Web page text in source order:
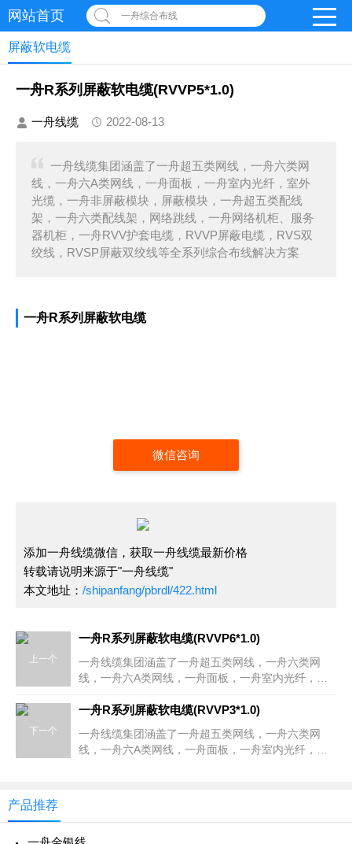
网站首页 一舟综合布线
屏蔽软电缆
一舟R系列屏蔽软电缆(RVVP5*1.0)
一舟线缆 2022-08-13
一舟线缆集团涵盖了一舟超五类网线，一舟六类网
线，一舟六A类网线，一舟面板，一舟室内光纤，室外
光缆，一舟非屏蔽模块，屏蔽模块，一舟超五类配线
架，一舟六类配线架，网络跳线，一舟网络机柜、服务
器机柜，一舟RVV护套电缆，RVVP屏蔽电缆，RVS双
绞线，RVSP屏蔽双绞线等全系列综合布线解决方案
一舟R系列屏蔽软电缆
微信咨询
添加一舟线缆微信，获取一舟线缆最新价格
转载请说明来源于"一舟线缆"
本文地址： /shipanfang/pbrdl/422.html
上一个
一舟R系列屏蔽软电缆(RVVP6*1.0)
一舟线缆集团涵盖了一舟超五类网线，一舟六类网
线，一舟六A类网线，一舟面板，一舟室内光纤，室
线架，一舟六类配线架，网络跳线，一舟网络机柜、
RVS双绞线，RVSP屏蔽双绞线等全系列综合布线解
决方案
下一个
一舟R系列屏蔽软电缆(RVVP3*1.0)
一舟线缆集团涵盖了一舟超五类网线，一舟六类网
线，一舟六A类网线，一舟面板，一舟室内光纤，室
产品推荐